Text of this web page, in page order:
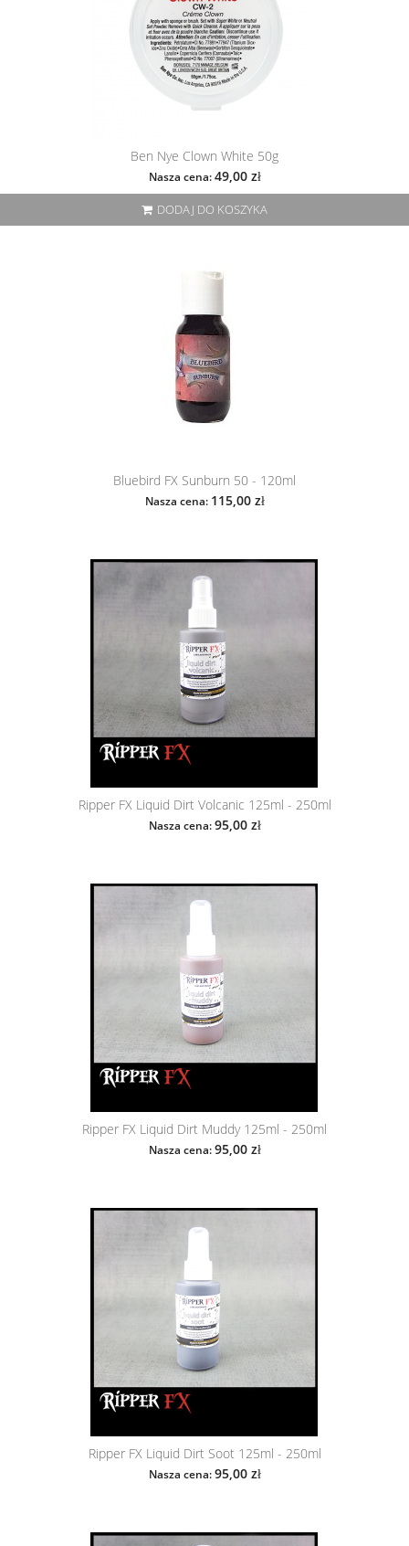
Ben Nye Clown White 50g
Nasza cena: 49,00 zł
DODAJ DO KOSZYKA
Bluebird FX Sunburn 50 - 120ml
Nasza cena: 115,00 zł
Ripper FX Liquid Dirt Volcanic 125ml - 250ml
Nasza cena: 95,00 zł
Ripper FX Liquid Dirt Muddy 125ml - 250ml
Nasza cena: 95,00 zł
Ripper FX Liquid Dirt Soot 125ml - 250ml
Nasza cena: 95,00 zł